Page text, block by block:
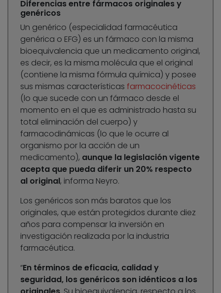
Diferencias entre fármacos originales y
genéricos
Un genérico (especialidad farmacéutica
genérica o EFG) es un fármaco con la misma
bioequivalencia que un medicamento original,
es decir, es la misma molécula que el original
(contiene la misma fórmula química) y posee
sus mismas características farmacocinéticas
(lo que sucede con un fármaco desde el
momento en el que es administrado hasta su
total eliminación del cuerpo) y
farmacodinámicas (lo que le ocurre al
organismo por la acción de un
medicamento), aunque la legislación vigente
acepta que pueda diferir un 20% respecto
al original, informa Neyro.
Los genéricos son más baratos que los
originales, que están protegidos durante diez
años para compensar la inversión en
investigación realizada por la industria
farmacéutica.
“En términos de eficacia, calidad y
seguridad, los genéricos son idénticos a los